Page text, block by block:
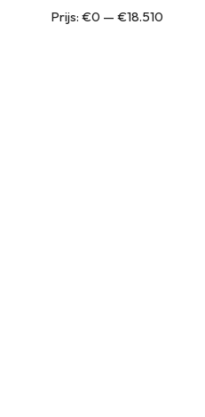
Prijs: €0 — €18.510